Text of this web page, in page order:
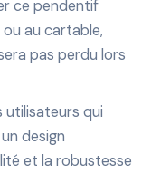
ce pendentif
au cartable,
pas perdu lors
utilisateurs qui
design
et la robustesse